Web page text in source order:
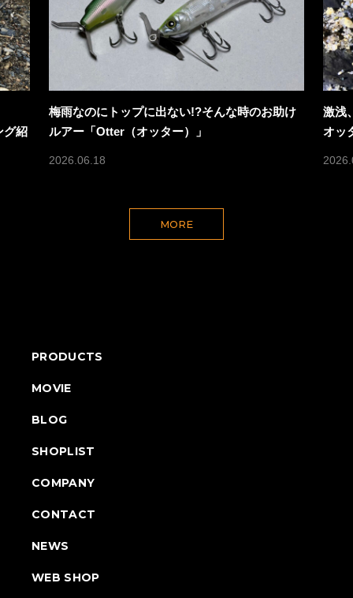
グ紹
梅雨なのにトップに出ない!?そんな時のお助け
ルアー「Otter（オッター）」
2026.06.18
激浅
オッ
MORE
PRODUCTS
MOVIE
BLOG
SHOPLIST
COMPANY
CONTACT
NEWS
WEB SHOP